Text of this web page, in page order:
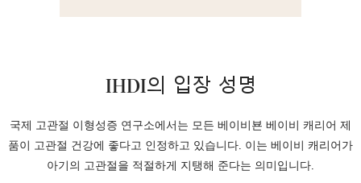
IHDI의 입장 성명
국제 고관절 이형성증 연구소에서는 모든 베이비뵨 베이비 캐리어 제
품이 고관절 건강에 좋다고 인정하고 있습니다. 이는 베이비 캐리어가
아기의 고관절을 적절하게 지탱해 준다는 의미입니다.